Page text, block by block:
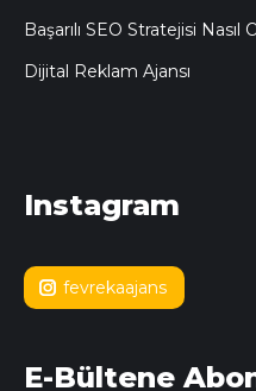
Başarılı SEO Stratejisi Nasıl
Dijital Reklam Ajansı
Instagram
fevrekaajans
E-Bültene